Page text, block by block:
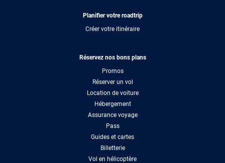
Planifier votre roadtrip
Créer votre itinéraire
Réservez nos bons plans
Promos
Réserver un vol
Location de voiture
Hébergement
Assurance voyage
Pass
Guides et cartes
Billetterie
Vol en hélicoptère